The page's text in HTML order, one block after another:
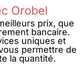
Orobel
prix, que
bancaire.
uniques et
permettre de
la quantité.